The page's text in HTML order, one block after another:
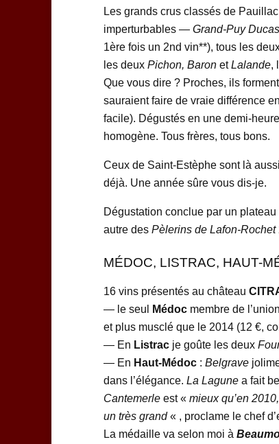
Les grands crus classés de
imperturbables — Grand-Puy
1ère fois un 2nd vin**), tous les
les deux Pichon, BaronetLalande,
Que vous dire ? Proches, ils
sauraient faire de vraie différence
facile). Dégustés en une demi-
homogène. Tous frères, tous bons.
Ceux de Saint-Estèphe sont là
déjà. Une année sûre vous dis-je.
Dégustation conclue par un
autre des Pèlerins de Lafon-Rochet
MÉDOC, LISTRAC, HAUT-
16 vins présentés au château
— le seul
Médocmembre de
et plus musclé que le 2014 (12 €,
— En Listracje goûte les deux
— En Haut-Médoc: Belgrave
dans l’élégance. La Lagune a fait
Cantemerleest « mieux qu’en
un très grand« , proclame le chef
La médaille va selon moi à